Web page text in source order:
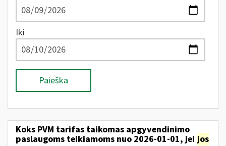
Iki
Paieška
Koks PVM tarifas taikomas apgyvendinimo
paslaugoms teikiamoms nuo 2026-01-01, jei jos